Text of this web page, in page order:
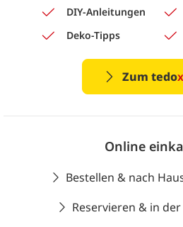
DIY-Anleitungen
Deko-Tipps
Zum tedox
Online
Bestellen & nach
Reservieren & in